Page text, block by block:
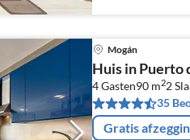
Mogán
Huis in Puerto
4 Gasten90 m22
35
Gratis